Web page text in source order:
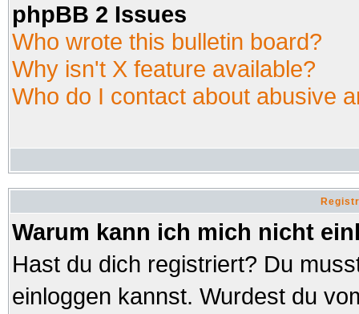
phpBB 2 Issues
Who wrote this bulletin board?
Why isn't X feature available?
Who do I contact about abusive
Warum kann ich mich nicht
Hast du dich registriert? Du
einloggen kannst. Wurdest du